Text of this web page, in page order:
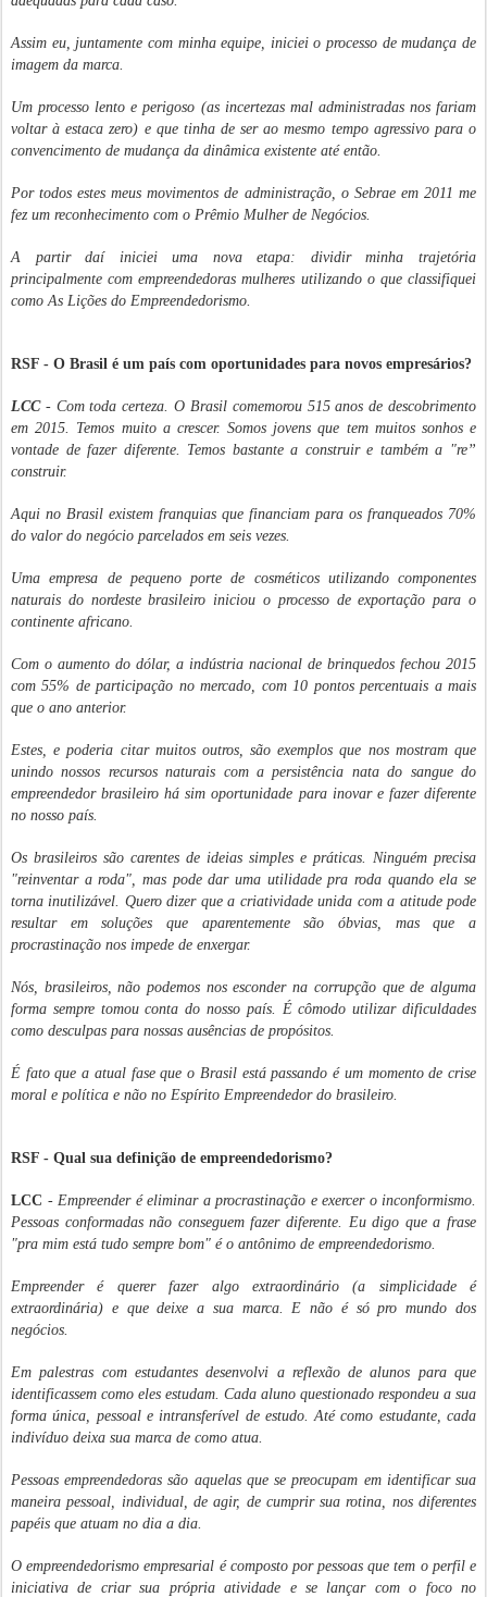
Assim eu, juntamente com minha equipe, iniciei o processo de mudança de
imagem da marca.
Um processo lento e perigoso (as incertezas mal administradas nos fariam
voltar à estaca zero) e que tinha de ser ao mesmo tempo agressivo para o
convencimento de mudança da dinâmica existente até então.
Por todos estes meus movimentos de administração, o Sebrae em 2011 me
fez um reconhecimento com o Prêmio Mulher de Negócios.
A partir daí iniciei uma nova etapa: dividir minha trajetória
principalmente com empreendedoras mulheres utilizando o que classifiquei
como As Lições do Empreendedorismo.
RSF - O Brasil é um país com oportunidades para novos empresários?
LCC- Com toda certeza. O Brasil comemorou 515 anos de descobrimento
em 2015. Temos muito a crescer. Somos jovens que tem muitos sonhos e
vontade de fazer diferente. Temos bastante a construir e também a "re”
construir.
Aqui no Brasil existem franquias que financiam para os franqueados 70%
do valor do negócio parcelados em seis vezes.
Uma empresa de pequeno porte de cosméticos utilizando componentes
naturais do nordeste brasileiro iniciou o processo de exportação para o
continente africano.
Com o aumento do dólar, a indústria nacional de brinquedos fechou 2015
com 55% de participação no mercado, com 10 pontos percentuais a mais
que o ano anterior.
Estes, e poderia citar muitos outros, são exemplos que nos mostram que
unindo nossos recursos naturais com a persistência nata do sangue do
empreendedor brasileiro há sim oportunidade para inovar e fazer diferente
no nosso país.
Os brasileiros são carentes de ideias simples e práticas. Ninguém precisa
"reinventar a roda", mas pode dar uma utilidade pra roda quando ela se
torna inutilizável. Quero dizer que a criatividade unida com a atitude pode
resultar em soluções que aparentemente são óbvias, mas que a
procrastinação nos impede de enxergar.
Nós, brasileiros, não podemos nos esconder na corrupção que de alguma
forma sempre tomou conta do nosso país. É cômodo utilizar dificuldades
como desculpas para nossas ausências de propósitos.
É fato que a atual fase que o Brasil está passando é um momento de crise
moral e política e não no Espírito Empreendedor do brasileiro.
RSF - Qual sua definição de empreendedorismo?
LCC - Empreender é eliminar a procrastinação e exercer o inconformismo.
Pessoas conformadas não conseguem fazer diferente. Eu digo que a frase
"pra mim está tudo sempre bom" é o antônimo de empreendedorismo.
Empreender é querer fazer algo extraordinário (a simplicidade é
extraordinária) e que deixe a sua marca. E não é só pro mundo dos
negócios.
Em palestras com estudantes desenvolvi a reflexão de alunos para que
identificassem como eles estudam. Cada aluno questionado respondeu a sua
forma única, pessoal e intransferível de estudo. Até como estudante, cada
indivíduo deixa sua marca de como atua.
Pessoas empreendedoras são aquelas que se preocupam em identificar sua
maneira pessoal, individual, de agir, de cumprir sua rotina, nos diferentes
papéis que atuam no dia a dia.
O empreendedorismo empresarial é composto por pessoas que tem o perfil e
iniciativa de criar sua própria atividade e se lançar com o foco no